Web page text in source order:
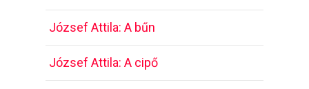
József Attila: A bűn
József Attila: A cipő